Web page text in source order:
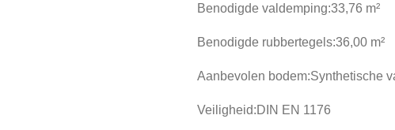
Benodigde valdemping:33,76 m²
Benodigde rubbertegels:36,00 m²
Aanbevolen bodem:Synthetische
Veiligheid:DIN EN 1176